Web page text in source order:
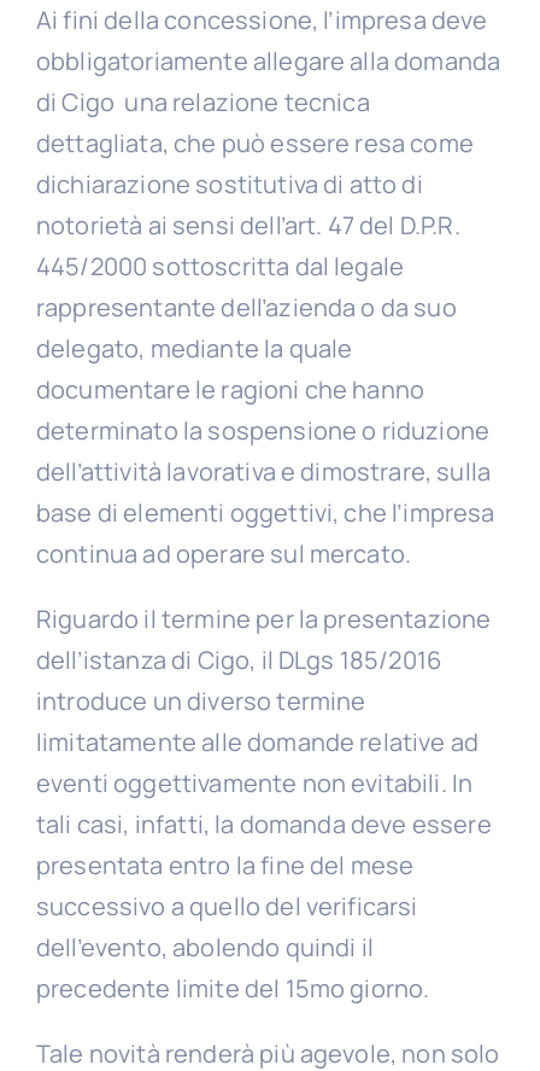
Ai fini della concessione, l’impresa deve
obbligatoriamente allegare alla domanda
di Cigo una relazione tecnica
dettagliata, che può essere resa come
dichiarazione sostitutiva di atto di
notorietà ai sensi dell’art. 47 del D.P.R.
445/2000 sottoscritta dal legale
rappresentante dell’azienda o da suo
delegato, mediante la quale
documentare le ragioni che hanno
determinato la sospensione o riduzione
dell’attività lavorativa e dimostrare, sulla
base di elementi oggettivi, che l’impresa
continua ad operare sul mercato.
Riguardo il termine per la presentazione
dell’istanza di Cigo, il DLgs 185/2016
introduce un diverso termine
limitatamente alle domande relative ad
eventi oggettivamente non evitabili. In
tali casi, infatti, la domanda deve essere
presentata entro la fine del mese
successivo a quello del verificarsi
dell’evento, abolendo quindi il
precedente limite del 15mo giorno.
Tale novità renderà più agevole, non solo